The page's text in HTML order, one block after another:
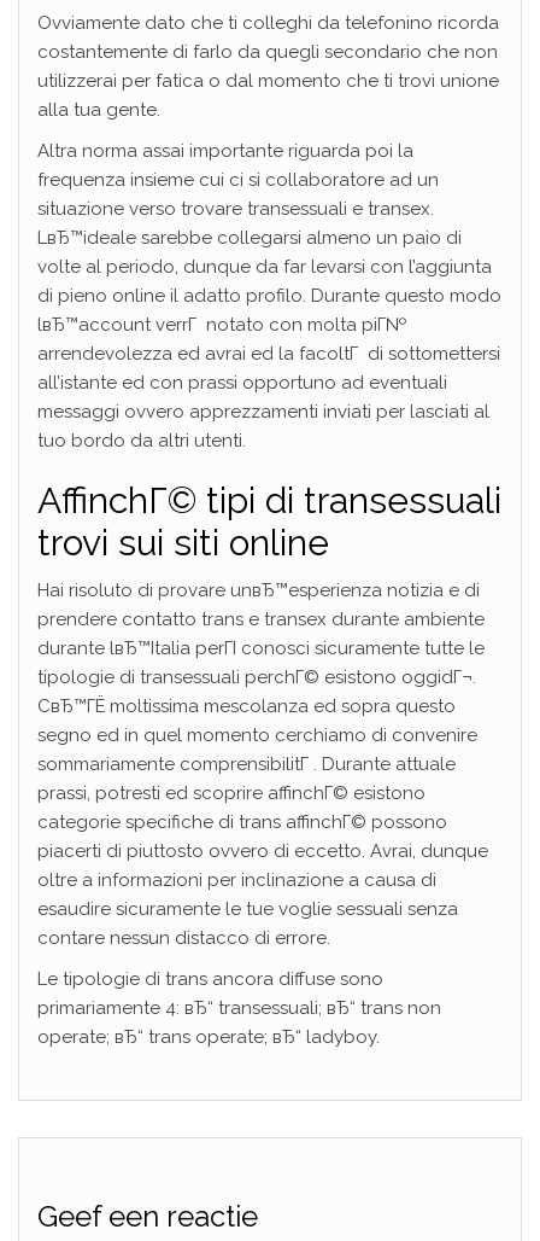
Ovviamente dato che ti colleghi da telefonino ricorda
costantemente di farlo da quegli secondario che non
utilizzerai per fatica o dal momento che ti trovi unione
alla tua gente.
Altra norma assai importante riguarda poi la
frequenza insieme cui ci si collaboratore ad un
situazione verso trovare transessuali e transex.
LвЂ™ideale sarebbe collegarsi almeno un paio di
volte al periodo, dunque da far levarsi con l’aggiunta
di pieno online il adatto profilo. Durante questo modo
lвЂ™account verrГ notato con molta piГ№
arrendevolezza ed avrai ed la facoltГ di sottomettersi
all’istante ed con prassi opportuno ad eventuali
messaggi ovvero apprezzamenti inviati per lasciati al
tuo bordo da altri utenti.
AffinchГ© tipi di transessuali
trovi sui siti online
Hai risoluto di provare unвЂ™esperienza notizia e di
prendere contatto trans e transex durante ambiente
durante lвЂ™Italia perГІ conosci sicuramente tutte le
tipologie di transessuali perchГ© esistono oggidГ¬.
CвЂ™ГЁ moltissima mescolanza ed sopra questo
segno ed in quel momento cerchiamo di convenire
sommariamente comprensibilitГ . Durante attuale
prassi, potresti ed scoprire affinchГ© esistono
categorie specifiche di trans affinchГ© possono
piacerti di piuttosto ovvero di eccetto. Avrai, dunque
oltre a informazioni per inclinazione a causa di
esaudire sicuramente le tue voglie sessuali senza
contare nessun distacco di errore.
Le tipologie di trans ancora diffuse sono
primariamente 4: вЂ“ transessuali; вЂ“ trans non
operate; вЂ“ trans operate; вЂ“ ladyboy.
Geef een reactie